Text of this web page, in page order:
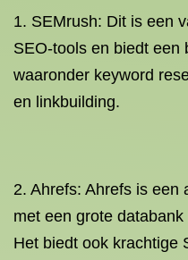
1. SEMrush: Dit is een
SEO-tools en biedt een
waaronder keyword
en linkbuilding.
2. Ahrefs: Ahrefs is een
met een grote
Het biedt ook krachtige